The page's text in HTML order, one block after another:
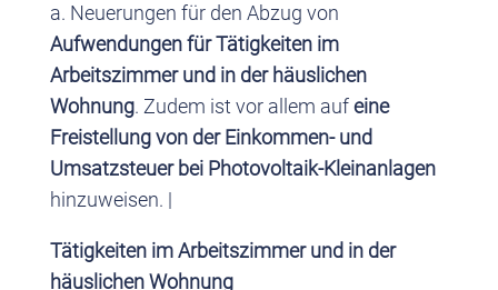
a. Neuerungen für den Abzug von
Aufwendungen für Tätigkeiten im
Arbeitszimmer und in der häuslichen
Wohnung. Zudem ist vor allem aufeine
Freistellung von der Einkommen- und
Umsatzsteuer bei Photovoltaik-Kleinanlagen
hinzuweisen. |
Tätigkeiten im Arbeitszimmer und in der
häuslichen Wohnung